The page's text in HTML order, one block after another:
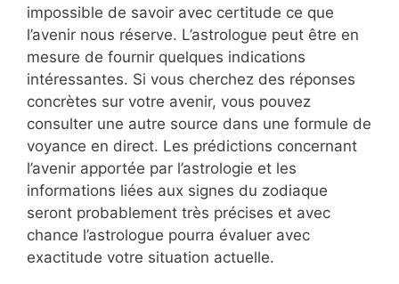
impossible de savoir avec certitude ce que
l’avenir nous réserve. L’astrologue peut être en
mesure de fournir quelques indications
intéressantes. Si vous cherchez des réponses
concrètes sur votre avenir, vous pouvez
consulter une autre source dans une formule de
voyance en direct. Les prédictions concernant
l’avenir apportée par l’astrologie et les
informations liées aux signes du zodiaque
seront probablement très précises et avec
chance l’astrologue pourra évaluer avec
exactitude votre situation actuelle.